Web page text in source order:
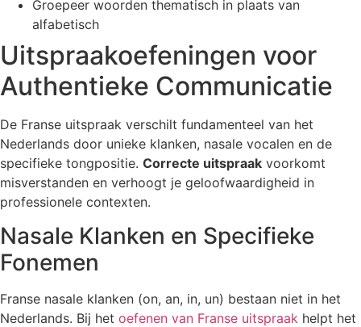
Groepeer woorden thematisch in plaats van
alfabetisch
Uitspraakoefeningen voor
Authentieke Communicatie
De Franse uitspraak verschilt fundamenteel van het
Nederlands door unieke klanken, nasale vocalen en de
specifieke tongpositie. Correcte uitspraak voorkomt
misverstanden en verhoogt je geloofwaardigheid in
professionele contexten.
Nasale Klanken en Specifieke
Fonemen
Franse nasale klanken (on, an, in, un) bestaan niet in het
Nederlands. Bij het oefenen van Franse uitspraak helpt het